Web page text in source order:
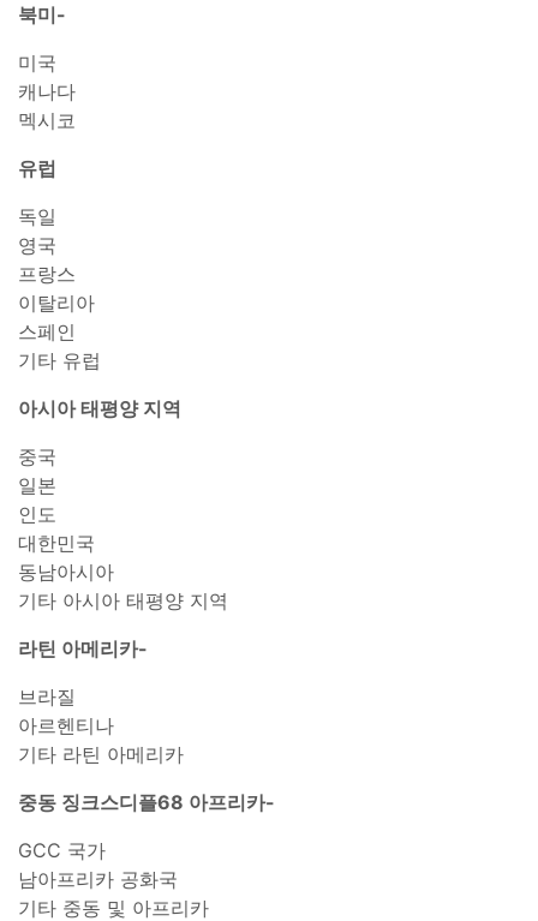
북미-
미국
캐나다
멕시코
유럽
독일
영국
프랑스
이탈리아
스페인
기타 유럽
아시아 태평양 지역
중국
일본
인도
대한민국
동남아시아
기타 아시아 태평양 지역
라틴 아메리카-
브라질
아르헨티나
기타 라틴 아메리카
중동 징크스디플68 아프리카-
GCC 국가
남아프리카 공화국
기타 중동 및 아프리카